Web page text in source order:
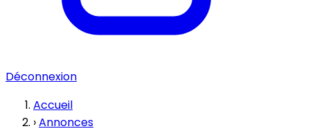
Déconnexion
Accueil
›Annonces